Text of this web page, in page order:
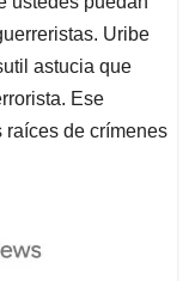
Uribe
astucia que
Ese
raíces de crímenes